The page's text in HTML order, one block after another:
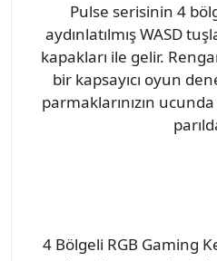
Pulse serisinin 4
aydınlatılmış WASD
kapakları ile gelir.
bir kapsayıcı oyun
parmaklarınızın
4 Bölgeli RGB Gaming